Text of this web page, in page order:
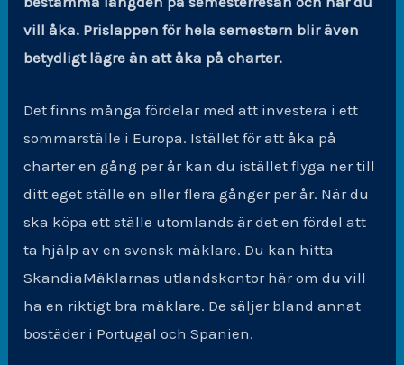
vill åka. Prislappen för hela semestern blir även
betydligt lägre än att åka på charter.
Det finns många fördelar med att investera i ett
sommarställe i Europa. Istället för att åka på
charter en gång per år kan du istället flyga ner till
ditt eget ställe en eller flera gånger per år. När du
ska köpa ett ställe utomlands är det en fördel att
ta hjälp av en svensk mäklare. Du kan hitta
SkandiaMäklarnas utlandskontor här om du vill
ha en riktigt bra mäklare. De säljer bland annat
bostäder i Portugal och Spanien.